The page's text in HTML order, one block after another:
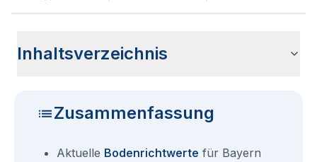
Inhaltsverzeichnis
Bodenrichtwerten gleichzusetzen?
Nonnenhorn?
NonnenhornZusammenfassung
Aktuelle Bodenrichtwerte für Bayern